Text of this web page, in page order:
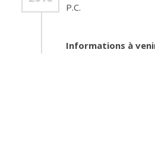
P.C.
Informations à